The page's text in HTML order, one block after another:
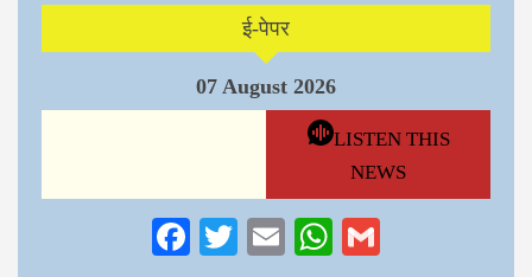
ई-पेपर
07 August 2026
LISTEN THIS
NEWS
Facebook
TwitterEmailWhatsApp